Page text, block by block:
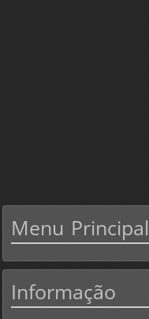
Menu Principal
Informação